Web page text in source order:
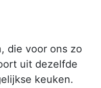
die voor ons zo
uit dezelfde
keuken.